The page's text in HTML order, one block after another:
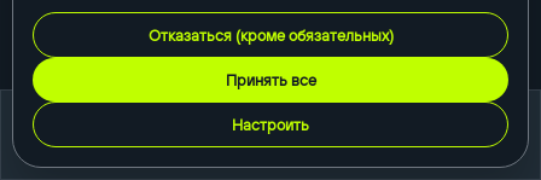
портфолио
Отказаться (кроме обязательных)
Принять все
Настроить